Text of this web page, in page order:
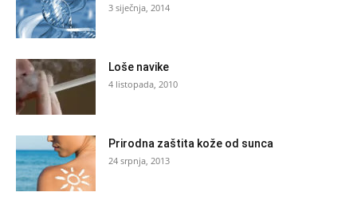
3 siječnja, 2014
Loše navike
4 listopada, 2010
Prirodna zaštita kože od sunca
24 srpnja, 2013